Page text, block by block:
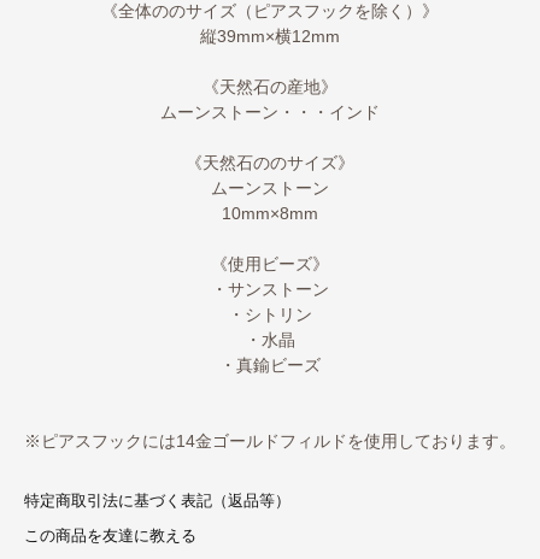
《全体ののサイズ（ピアスフックを除く）》
縦39mm×横12mm
《天然石の産地》
ムーンストーン・・・インド
《天然石ののサイズ》
ムーンストーン
10mm×8mm
《使用ビーズ》
・サンストーン
・シトリン
・水晶
・真鍮ビーズ
※ピアスフックには14金ゴールドフィルドを使用しております。
特定商取引法に基づく表記（返品等）
この商品を友達に教える